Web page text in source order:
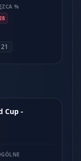
%
21
Cup -